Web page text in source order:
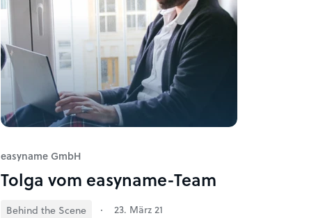
easyname GmbH
Tolga vom easyname-Team
Behind the Scene 23. März 21